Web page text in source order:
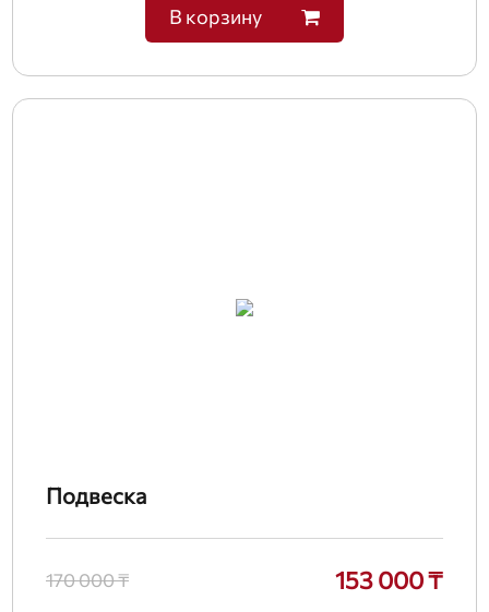
В корзину
Подвеска
170 000 ₸ 153 000 ₸